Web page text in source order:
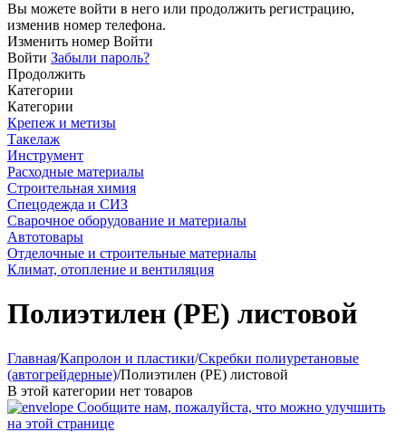
Вы можете войти в него или продолжить регистрацию,
изменив номер телефона.
Изменить номер Войти
Войти Забыли пароль?
Продолжить
Категории
Категории
Крепеж и метизы
Такелаж
Инструмент
Расходные материалы
Строительная химия
Спецодежда и СИЗ
Сварочное оборудование и материалы
Автотовары
Отделочные и строительные материалы
Климат, отопление и вентиляция
Полиэтилен (PE) листовой
Главная/Капролон и пластики/Скребки полиуретановые
(автогрейдерные)/Полиэтилен (PE) листовой
В этой категории нет товаров
Сообщите нам, пожалуйста, что можно улучшить
на этой странице